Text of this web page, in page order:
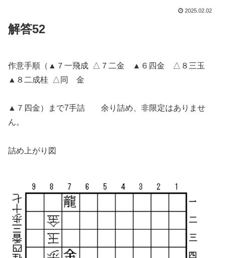
2025.02.02
解答52
作意手順（▲７一飛成 △７二金 ▲６四金 △８三玉
▲８二成桂 △同 金
▲７四金）まで7手詰 余り詰め、非限定はありませ
ん。
詰め上がり図